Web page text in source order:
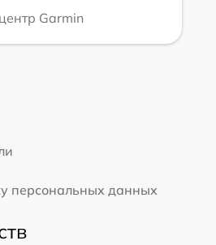
Garmin
персональных данных